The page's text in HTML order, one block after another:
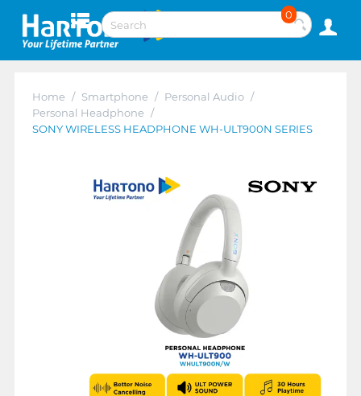
0
Home / Smartphone / Personal Audio /
Personal Headphone /
SONY WIRELESS HEADPHONE WH-ULT900N SERIES